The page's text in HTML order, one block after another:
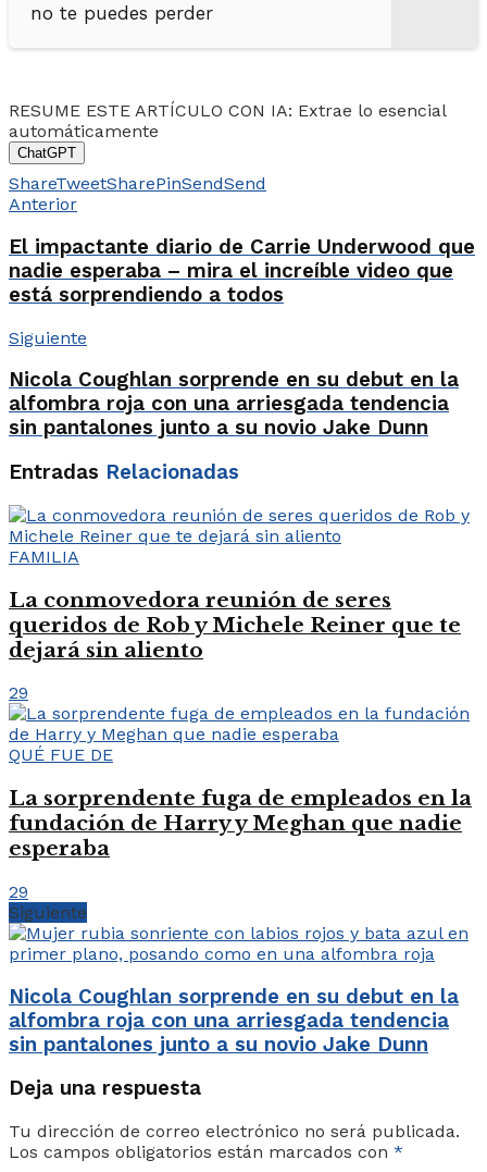
no te puedes perder
RESUME ESTE ARTÍCULO CON IA: Extrae lo esencial
automáticamente
ChatGPT
ShareTweetSharePinSendSend
Anterior
El impactante diario de Carrie Underwood que
nadie esperaba – mira el increíble video que
está sorprendiendo a todos
Siguiente
Nicola Coughlan sorprende en su debut en la
alfombra roja con una arriesgada tendencia
sin pantalones junto a su novio Jake Dunn
Entradas Relacionadas
FAMILIA
La conmovedora reunión de seres
queridos de Rob y Michele Reiner que te
dejará sin aliento
29
QUÉ FUE DE
La sorprendente fuga de empleados en la
fundación de Harry y Meghan que nadie
esperaba
29
Siguiente
Nicola Coughlan sorprende en su debut en la
alfombra roja con una arriesgada tendencia
sin pantalones junto a su novio Jake Dunn
Deja una respuesta
Tu dirección de correo electrónico no será publicada.
Los campos obligatorios están marcados con *